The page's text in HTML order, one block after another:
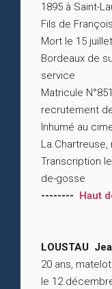
1895 à Saint-
Fils de
Mort le 15
Bordeaux de
service
Matricule
recrutement
Inhumé au
La
Transcription
de-gosse
-------- Haut
LOUSTAU
20 ans,
le 12